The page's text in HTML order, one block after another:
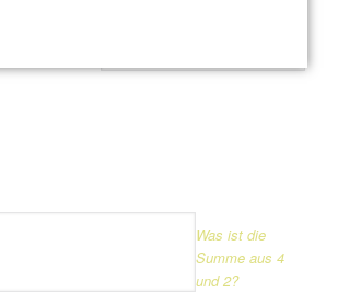
Was ist die
Summe aus 4
und 2?